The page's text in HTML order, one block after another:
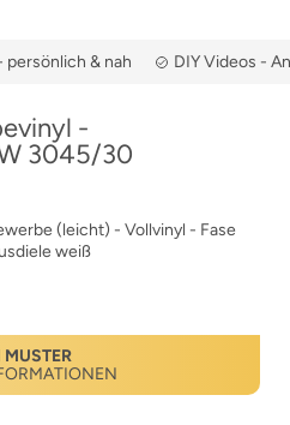
persönlich & nah DIY Videos -
-
3045/30
(leicht) - Vollvinyl - Fase
weiß
MUSTER